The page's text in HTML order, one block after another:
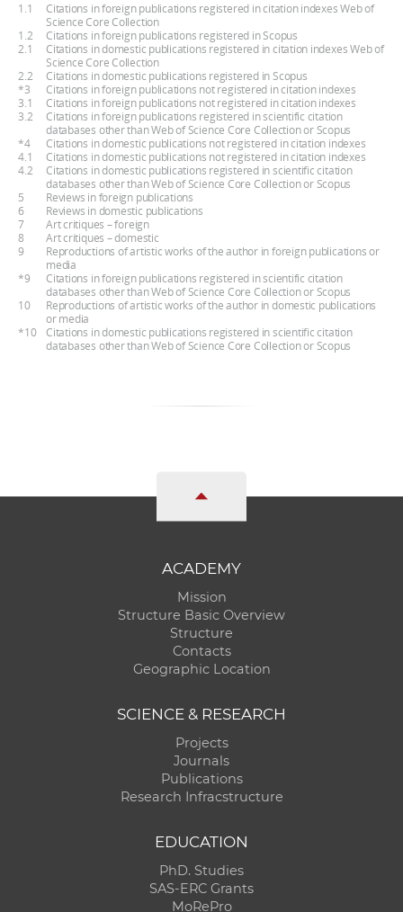
1.1
Citations in foreign publications registered in citation indexes Web of
Science Core Collection
1.2
Citations in foreign publications registered in Scopus
2.1
Citations in domestic publications registered in citation indexes Web of
Science Core Collection
2.2
Citations in domestic publications registered in Scopus
*3
Citations in foreign publications not registered in citation indexes
3.1
Citations in foreign publications not registered in citation indexes
3.2
Citations in foreign publications registered in scientific citation
databases other than Web of Science Core Collection or Scopus
*4
Citations in domestic publications not registered in citation indexes
4.1
Citations in domestic publications not registered in citation indexes
4.2
Citations in domestic publications registered in scientific citation
databases other than Web of Science Core Collection or Scopus
5
Reviews in foreign publications
6
Reviews in domestic publications
7
Art critiques – foreign
8
Art critiques – domestic
9
Reproductions of artistic works of the author in foreign publications or
media
*9
Citations in foreign publications registered in scientific citation
databases other than Web of Science Core Collection or Scopus
10
Reproductions of artistic works of the author in domestic publications
or media
*10
Citations in domestic publications registered in scientific citation
databases other than Web of Science Core Collection or Scopus
ACADEMY
Mission
Structure Basic Overview
Structure
Contacts
Geographic Location
SCIENCE & RESEARCH
Projects
Journals
Publications
Research Infracstructure
EDUCATION
PhD. Studies
SAS-ERC Grants
MoRePro